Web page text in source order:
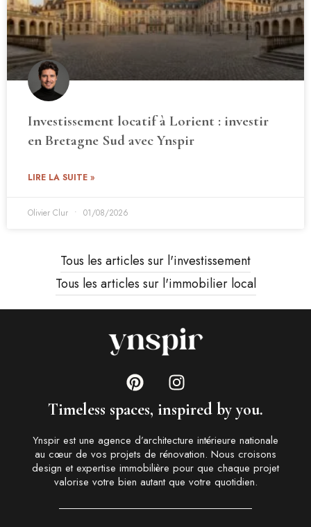
Investissement locatif à Lorient : investir
en Bretagne Sud avec Ynspir
LIRE LA SUITE »
Olivier Clur 01/08/2026
Tous les articles sur l'investissement
Tous les articles sur l'immobilier local
Timeless spaces, inspired by you.
Ynspir est une agence d’architecture intérieure nationale
au cœur de vos projets de rénovation. Nous croisons
design et expertise immobilière pour que chaque projet
valorise votre bien autant que votre quotidien.